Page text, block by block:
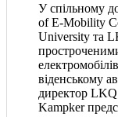
У спільному
of E-Mobility
University та
віденському
директор
Kampker